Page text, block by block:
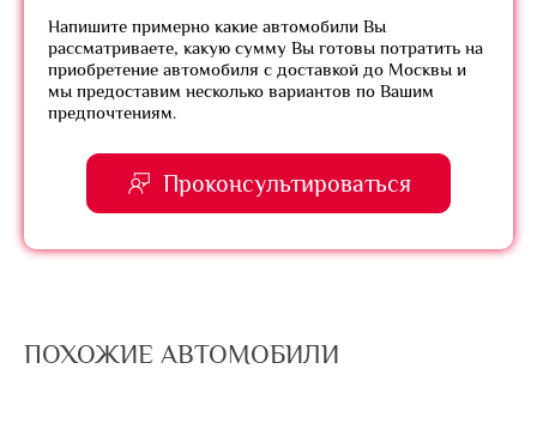
Напишите примерно какие автомобили Вы
рассматриваете, какую сумму Вы готовы потратить на
приобретение автомобиля с доставкой до Москвы и
мы предоставим несколько вариантов по Вашим
предпочтениям.
Проконсультироваться
ПОХОЖИЕ АВТОМОБИЛИ